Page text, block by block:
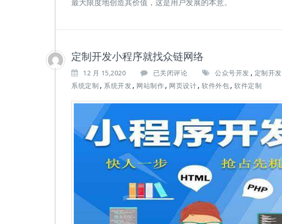
最大限度地创造其价值，这是用户发展的本意。
定制开发小程序就找众链网络
12 月 15,2020
定
制
开
发
程
序
就
众
链
网
络
已关闭评论 公众号开发 , 定制开发
系统定制 , 系统开发, 网站制作, 网页设计, 软件外包, 软件定制